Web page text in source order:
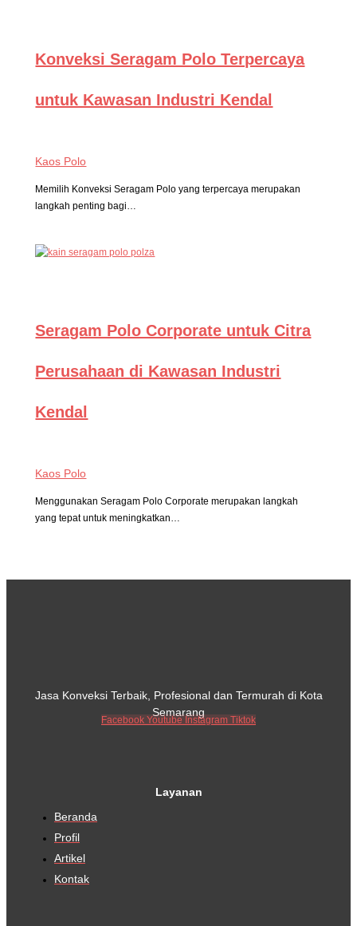
Konveksi Seragam Polo Terpercaya
untuk Kawasan Industri Kendal
Kaos Polo
Memilih Konveksi Seragam Polo yang terpercaya merupakan
langkah penting bagi…
Seragam Polo Corporate untuk Citra
Perusahaan di Kawasan Industri
Kendal
Kaos Polo
Menggunakan Seragam Polo Corporate merupakan langkah
yang tepat untuk meningkatkan…
Jasa Konveksi Terbaik, Profesional dan Termurah di Kota
Semarang
Facebook Youtube Instagram Tiktok
Layanan
Beranda
Profil
Artikel
Kontak